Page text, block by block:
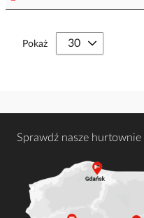
Pokaż
Sprawdź nasze hurtownie